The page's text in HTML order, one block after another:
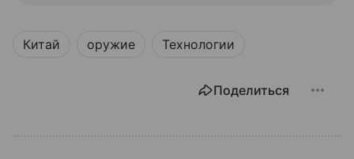
Китай оружие Технологии
Поделиться